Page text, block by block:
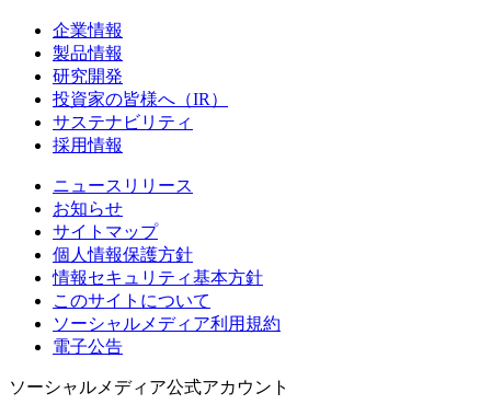
企業情報
製品情報
研究開発
投資家の皆様へ（IR）
サステナビリティ
採用情報
ニュースリリース
お知らせ
サイトマップ
個人情報保護方針
情報セキュリティ基本方針
このサイトについて
ソーシャルメディア利用規約
電子公告
ソーシャルメディア公式アカウント